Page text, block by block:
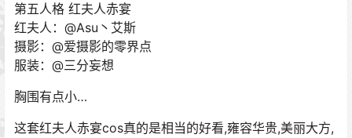
第五人格 红夫人赤宴
红夫人：@Asu丶艾斯
摄影：@爱摄影的零界点
服装：@三分妄想
胸围有点小…
这套红夫人赤宴cos真的是相当的好看,雍容华贵,美丽大方,